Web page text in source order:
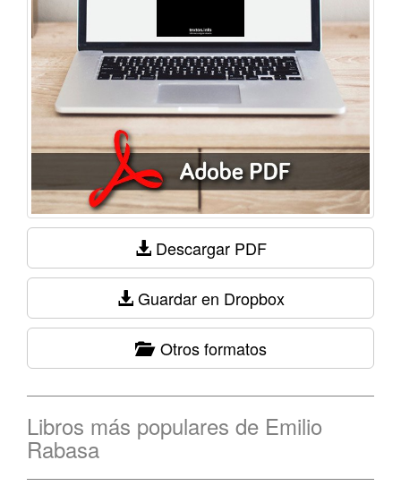
Descargar PDF
Guardar en Dropbox
Otros formatos
Libros más populares de Emilio
Rabasa